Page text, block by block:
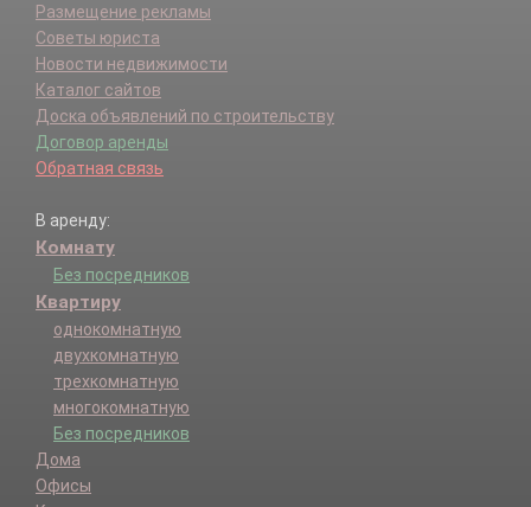
Размещение рекламы
Советы юриста
Новости недвижимости
Каталог сайтов
Доска объявлений по строительству
Договор аренды
Обратная связь
В аренду:
Комнату
Без посредников
Квартиру
однокомнатную
двухкомнатную
трехкомнатную
многокомнатную
Без посредников
Дома
Офисы